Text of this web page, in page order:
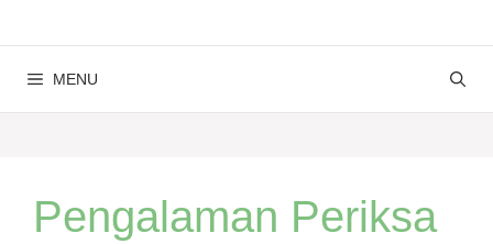
MENU
Pengalaman Periksa